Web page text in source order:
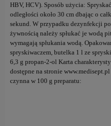
HBV, HCV). Sposób użycia:
odległości około 30 cm dbając o
sekund. W przypadku dezynfekcji
żywnością należy spłukać je wodą
wymagają spłukania wodą.
spryskiwaczem, butelka 1 l ze
6,3 g propan-2-ol Karta
dostępne na stronie
czynna w 100 g preparatu: